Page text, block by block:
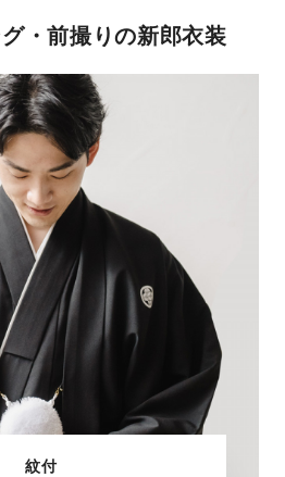
・前撮りの新郎衣装
紋付